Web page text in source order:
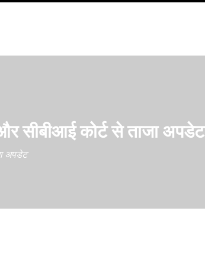
सीबीआई कोर्ट से ताजा अपडेट
अपडेट